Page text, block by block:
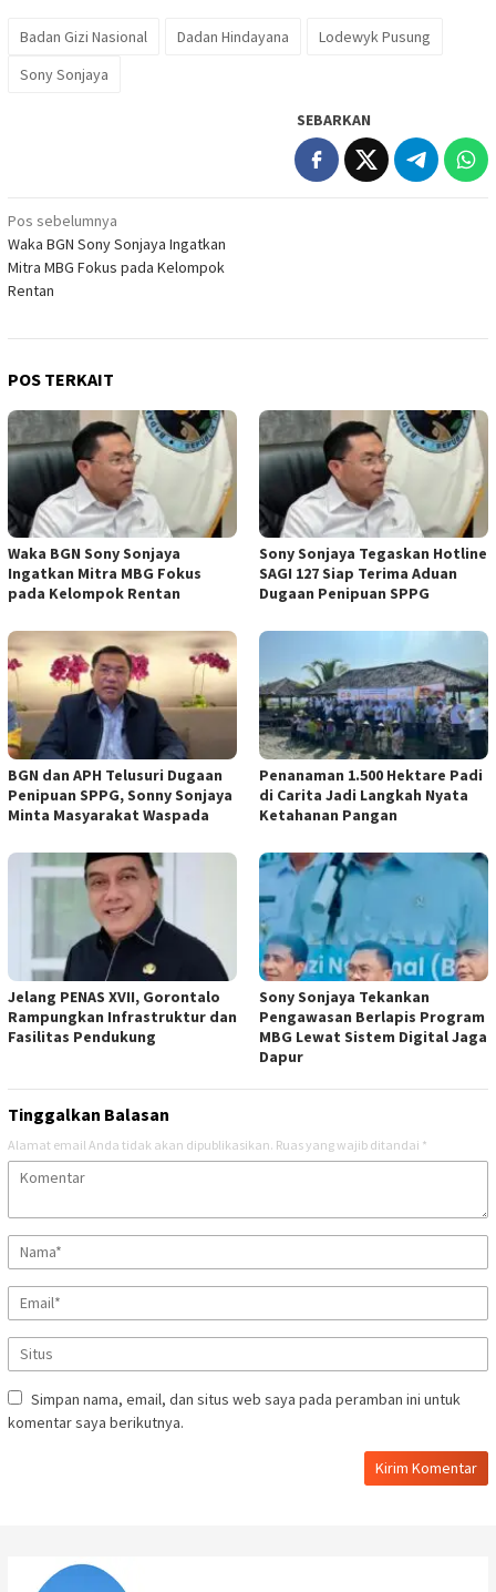
Badan Gizi Nasional Dadan Hindayana
Lodewyk Pusung
Sony Sonjaya
SEBARKAN
Navigasi
pos
Pos sebelumnya
Waka BGN Sony Sonjaya Ingatkan
Mitra MBG Fokus pada Kelompok
Rentan
POS TERKAIT
Waka BGN Sony Sonjaya
Ingatkan Mitra MBG Fokus
pada Kelompok Rentan
Sony Sonjaya Tegaskan Hotline
SAGI 127 Siap Terima Aduan
Dugaan Penipuan SPPG
BGN dan APH Telusuri Dugaan
Penipuan SPPG, Sonny Sonjaya
Minta Masyarakat Waspada
Penanaman 1.500 Hektare Padi
di Carita Jadi Langkah Nyata
Ketahanan Pangan
Jelang PENAS XVII, Gorontalo
Rampungkan Infrastruktur dan
Fasilitas Pendukung
Sony Sonjaya Tekankan
Pengawasan Berlapis Program
MBG Lewat Sistem Digital Jaga
Dapur
Tinggalkan Balasan
Alamat email Anda tidak akan dipublikasikan. Ruas yang wajib ditandai *
Simpan nama, email, dan situs web saya pada peramban ini untuk
komentar saya berikutnya.